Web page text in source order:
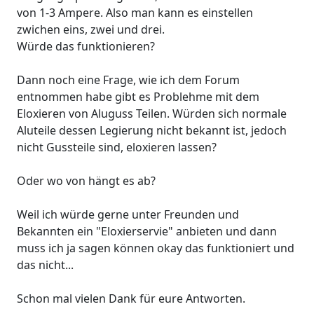
von 1-3 Ampere. Also man kann es einstellen
zwichen eins, zwei und drei.
Würde das funktionieren?
Dann noch eine Frage, wie ich dem Forum
entnommen habe gibt es Problehme mit dem
Eloxieren von Aluguss Teilen. Würden sich normale
Aluteile dessen Legierung nicht bekannt ist, jedoch
nicht Gussteile sind, eloxieren lassen?
Oder wo von hängt es ab?
Weil ich würde gerne unter Freunden und
Bekannten ein "Eloxierservie" anbieten und dann
muss ich ja sagen können okay das funktioniert und
das nicht...
Schon mal vielen Dank für eure Antworten.